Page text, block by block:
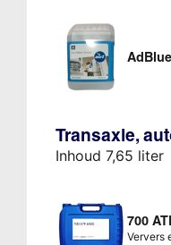
AdBlue
Transaxle,
Inhoud 7,65 liter
700
Ververs